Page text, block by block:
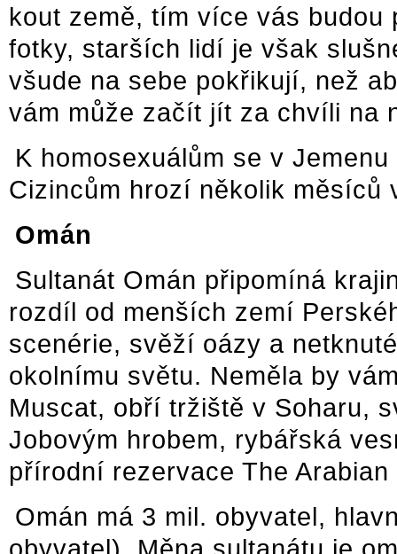
kout země, tím více vás budou
fotky, starších lidí je však
všude na sebe pokřikují, než
vám může začít jít za chvíli na
K homosexuálům se v
Cizincům hrozí několik měsíců
Omán
Sultanát Omán připomíná
rozdíl od menších zemí
scenérie, svěží oázy a
okolnímu světu. Neměla by
Muscat, obří tržiště v Soharu,
Jobovým hrobem, rybářská
přírodní rezervace The
Omán má 3 mil. obyvatel,